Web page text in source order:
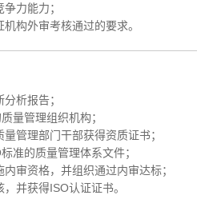
力能力；
构外审考核通过的要求。
析报告；
量管理组织机构；
管理部门干部获得资质证书；
准的质量管理体系文件；
审资格，并组织通过内审达标；
并获得ISO认证证书。